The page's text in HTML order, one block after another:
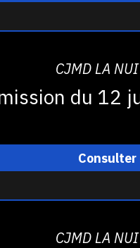
CJMD LA
du 12
Consulter
CJMD LA